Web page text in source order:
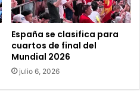
España se clasifica para
cuartos de final del
Mundial 2026
julio 6, 2026